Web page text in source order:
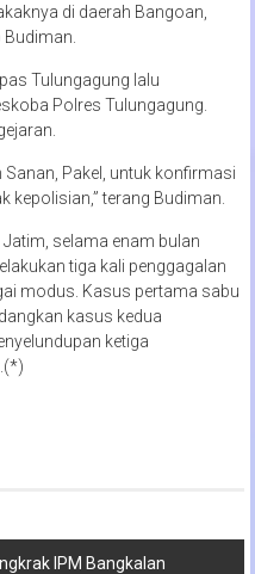
di daerah Bangoan,
Tulungagung lalu
Polres Tulungagung.
Pakel, untuk konfirmasi
kepolisian,” terang Budiman.
selama enam bulan
tiga kali penggagalan
modus. Kasus pertama sabu
kasus kedua
ketiga
IPM Bangkalan